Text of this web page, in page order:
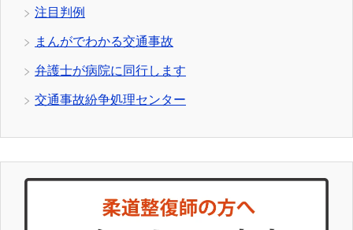
注目判例
まんがでわかる交通事故
弁護士が病院に同行します
交通事故紛争処理センター